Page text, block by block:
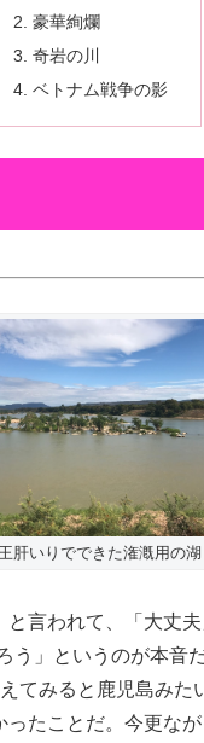
豪華絢爛
奇岩の川
ベトナム戦争の影
肝いりでできた潅漑用の湖
言われて、「大丈
う」というのが本音
てみると鹿児島みた
たことだ。今更なが